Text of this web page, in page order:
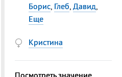
Борис, Глеб, Давид,
Еще
Кристина
Посмотреть значение